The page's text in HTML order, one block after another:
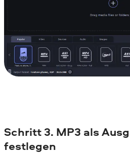
Schritt 3. MP3 als
festlegen